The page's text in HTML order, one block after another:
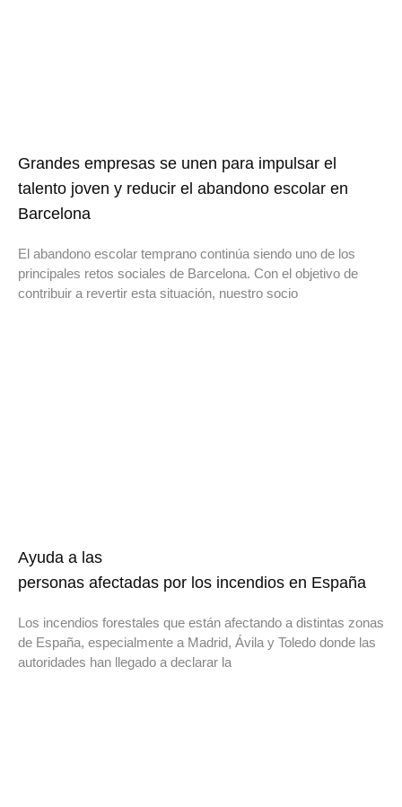
Grandes empresas se unen para impulsar el
talento joven y reducir el abandono escolar en
Barcelona
El abandono escolar temprano continúa siendo uno de los
principales retos sociales de Barcelona. Con el objetivo de
contribuir a revertir esta situación, nuestro socio
Ayuda a las
personas afectadas por los incendios en España
Los incendios forestales que están afectando a distintas zonas
de España, especialmente a Madrid, Ávila y Toledo donde las
autoridades han llegado a declarar la